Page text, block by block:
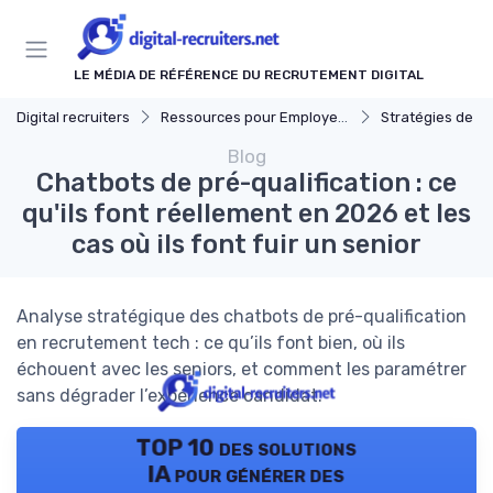
LE MÉDIA DE RÉFÉRENCE DU RECRUTEMENT DIGITAL
Digital recruiters Ressources pour Employeurs Stratégies de
Blog
Chatbots de pré-qualification : ce
qu'ils font réellement en 2026 et les
cas où ils font fuir un senior
Analyse stratégique des chatbots de pré-qualification
en recrutement tech : ce qu’ils font bien, où ils
échouent avec les seniors, et comment les paramétrer
sans dégrader l’expérience candidat.
TOP 10 des solutions
IA pour générer des
Panneau de gestion des cookies